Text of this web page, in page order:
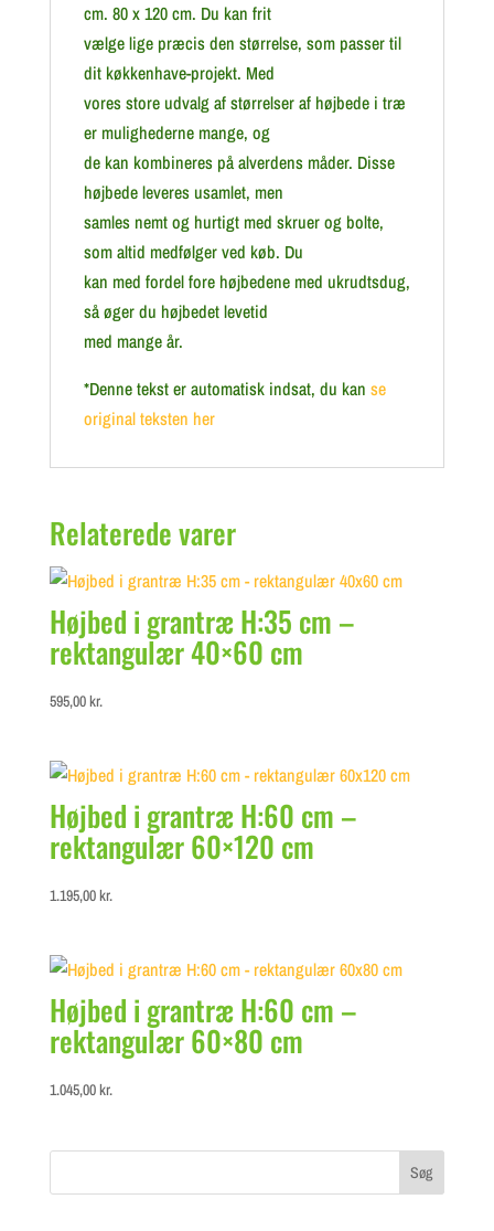
cm. 80 x 120 cm. Du kan frit
vælge lige præcis den størrelse, som passer til
dit køkkenhave-projekt. Med
vores store udvalg af størrelser af højbede i træ
er mulighederne mange, og
de kan kombineres på alverdens måder. Disse
højbede leveres usamlet, men
samles nemt og hurtigt med skruer og bolte,
som altid medfølger ved køb. Du
kan med fordel fore højbedene med ukrudtsdug,
så øger du højbedet levetid
med mange år.
*Denne tekst er automatisk indsat, du kan se
original teksten her
Relaterede varer
Højbed i grantræ H:35 cm –
rektangulær 40×60 cm
595,00kr.
Højbed i grantræ H:60 cm –
rektangulær 60×120 cm
1.195,00kr.
Højbed i grantræ H:60 cm –
rektangulær 60×80 cm
1.045,00kr.
Søg